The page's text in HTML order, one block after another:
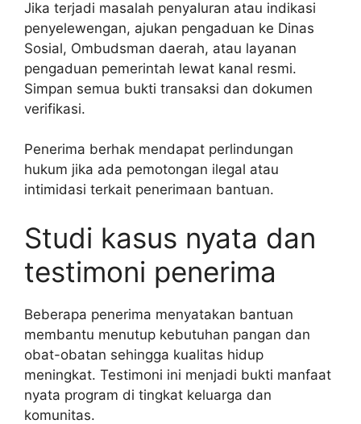
Jika terjadi masalah penyaluran atau indikasi
penyelewengan, ajukan pengaduan ke Dinas
Sosial, Ombudsman daerah, atau layanan
pengaduan pemerintah lewat kanal resmi.
Simpan semua bukti transaksi dan dokumen
verifikasi.
Penerima berhak mendapat perlindungan
hukum jika ada pemotongan ilegal atau
intimidasi terkait penerimaan bantuan.
Studi kasus nyata dan
testimoni penerima
Beberapa penerima menyatakan bantuan
membantu menutup kebutuhan pangan dan
obat-obatan sehingga kualitas hidup
meningkat. Testimoni ini menjadi bukti manfaat
nyata program di tingkat keluarga dan
komunitas.